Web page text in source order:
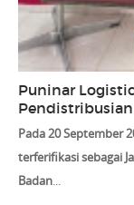
Puninar
Pendistribusian
Pada 20 September
terferifikasi sebagai
Badan...